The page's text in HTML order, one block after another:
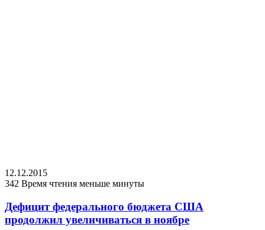
12.12.2015
342 Время чтения меньше минуты
Дефицит федерального бюджета США
продолжил увеличиваться в ноябре